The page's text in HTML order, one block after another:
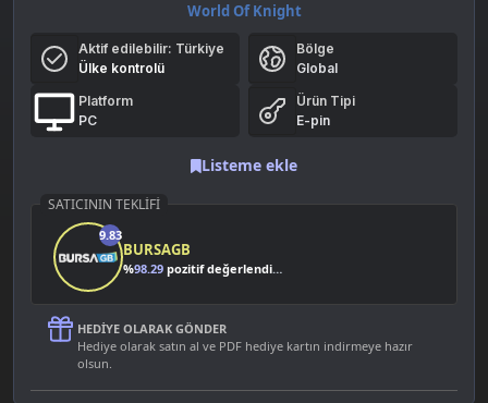
0 değerlendirme
World Of Knight
Aktif edilebilir: Türkiye
Ülke kontrolü
Bölge
Global
Platform
PC
Ürün Tipi
E-pin
Listeme ekle
SATICININ TEKLIFI
9.83
BURSAGB
%98.29 pozitif değerlendirme
HEDIYE OLARAK GÖNDER
Hediye olarak satın al ve PDF hediye kartın indirmeye hazır
olsun.